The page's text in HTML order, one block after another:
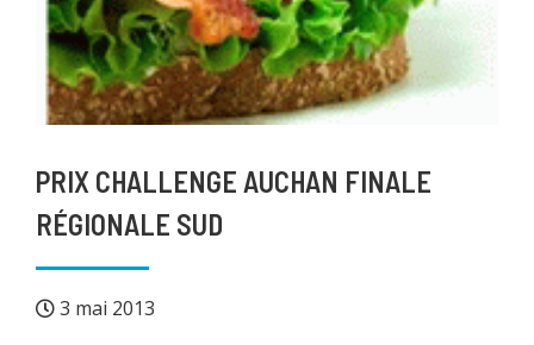
PRIX CHALLENGE AUCHAN FINALE
RÉGIONALE SUD
3 mai 2013